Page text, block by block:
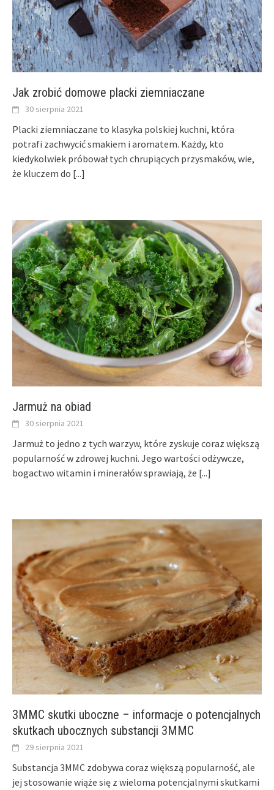
Jak zrobić domowe placki ziemniaczane
30 sierpnia 2021
Placki ziemniaczane to klasyka polskiej kuchni, która
potrafi zachwycić smakiem i aromatem. Każdy, kto
kiedykolwiek próbował tych chrupiących przysmaków, wie,
że kluczem do [...]
Jarmuż na obiad
30 sierpnia 2021
Jarmuż to jedno z tych warzyw, które zyskuje coraz większą
popularność w zdrowej kuchni. Jego wartości odżywcze,
bogactwo witamin i minerałów sprawiają, że [...]
3MMC skutki uboczne – informacje o potencjalnych
skutkach ubocznych substancji 3MMC
29 sierpnia 2021
Substancja 3MMC zdobywa coraz większą popularność, ale
jej stosowanie wiąże się z wieloma potencjalnymi skutkami